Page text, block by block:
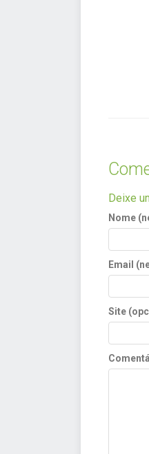
Deixe
Nome
Email
Site